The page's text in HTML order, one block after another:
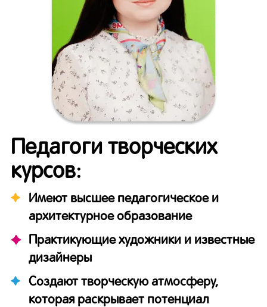
Педагоги творческих
курсов:
Имеют высшее педагогическое и
архитектурное образование
Практикующие художники и известные
дизайнеры
Создают творческую атмосферу,
которая раскрывает потенциал